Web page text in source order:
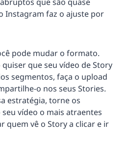
Instagram faz o ajuste por
pode mudar o formato.
que seu vídeo de Story
segmentos, faça o upload
o nos seus Stories.
estratégia, torne os
vídeo o mais atraentes
quem vê o Story a clicar e ir